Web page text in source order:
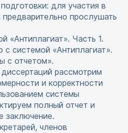
для участия в
прослушать
«Антиплагиат». Часть 1.
с системой «Антиплагиат».
с отчетом».
рассмотрим
и корректности
системы
полный отчет и
заключение.
членов